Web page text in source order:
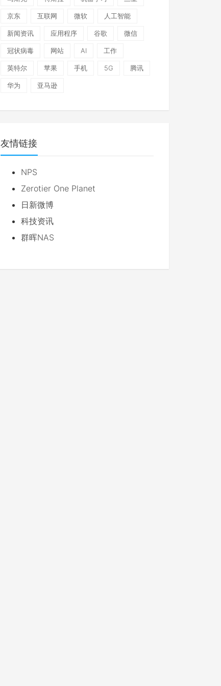
京东 互联网 微软 人工智能
新闻资讯 应用程序 谷歌 微信
冠状病毒 网站 AI 工作
英特尔 苹果 手机 5G 腾讯
华为 亚马逊
友情链接
NPS
Zerotier One Planet
日新微博
科技资讯
群晖NAS